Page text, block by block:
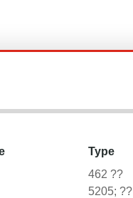
Type
462 ??
5205; ??